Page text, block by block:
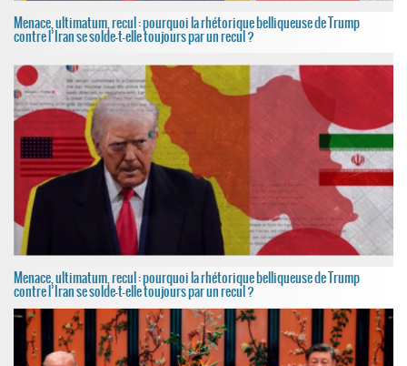
Menace, ultimatum, recul : pourquoi la rhétorique belliqueuse de Trump
contre l’Iran se solde-t-elle toujours par un recul ?
Menace, ultimatum, recul : pourquoi la rhétorique belliqueuse de Trump
contre l’Iran se solde-t-elle toujours par un recul ?